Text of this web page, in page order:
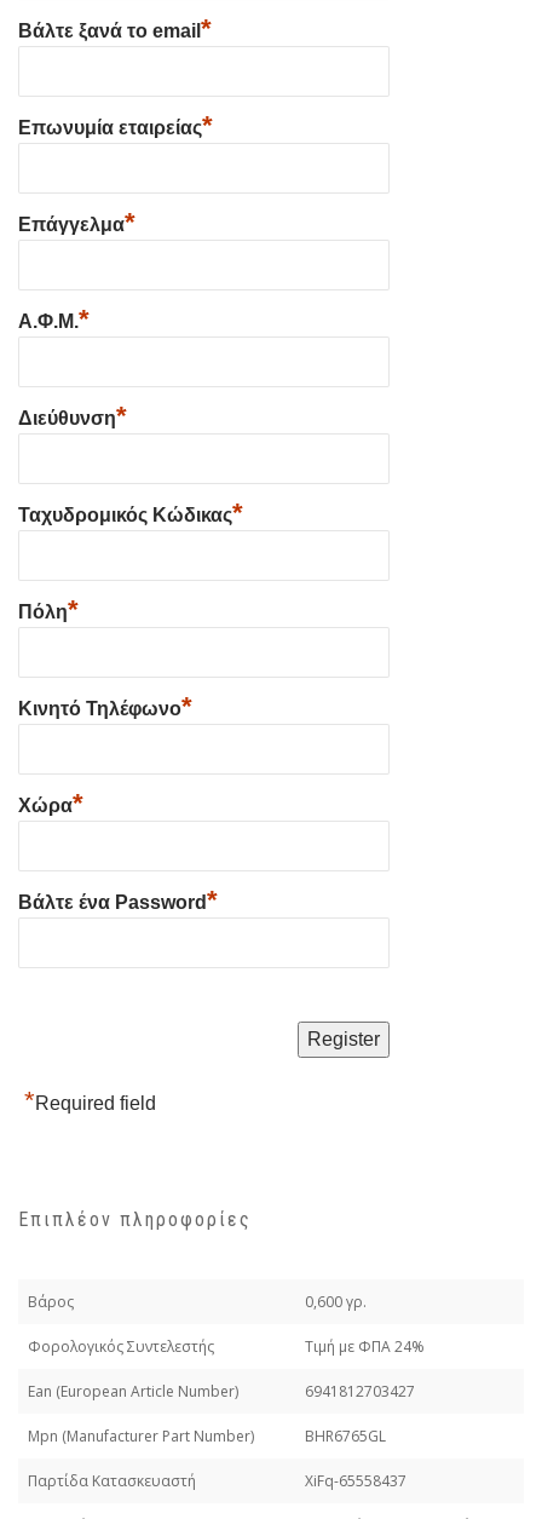
Βάλτε ξανά το email *
Επωνυμία εταιρείας*
Επάγγελμα*
Α.Φ.Μ.*
Διεύθυνση*
Ταχυδρομικός Κώδικας*
Πόλη*
Κινητό Τηλέφωνο*
Χώρα*
Βάλτε ένα Password*
*Required field
Επιπλέον πληροφορίες
Βάρος 0,600 γρ.
Φορολογικός Συντελεστής Τιμή με ΦΠΑ 24%
Εan (European Article Number) 6941812703427
Mpn (Manufacturer Part Number) BHR6765GL
Παρτίδα Κατασκευαστή XiFq-65558437